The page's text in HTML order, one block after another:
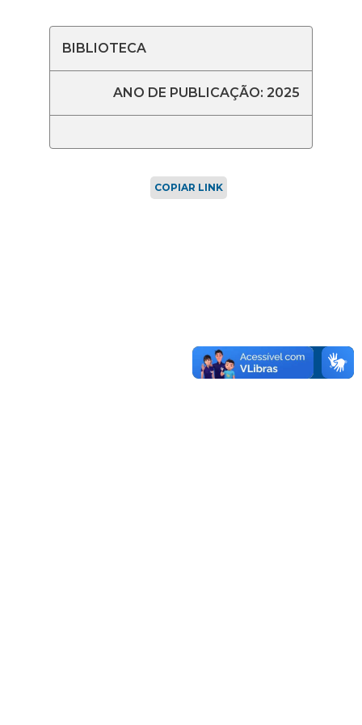
BIBLIOTECA
ANO DE PUBLICAÇÃO: 2025
COPIAR LINK